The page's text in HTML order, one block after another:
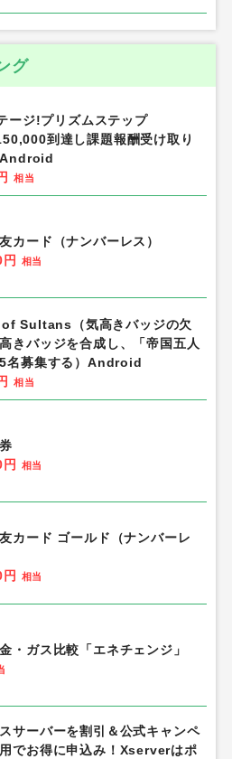
グ
ージ!プリズムステップ
到達し課題報酬受け取り
Android
相当
カード（ナンバーレス）
相当
Sultans（気高きバッジの欠
きバッジを合成し、「帝国五人
名募集する）Android
相当
相当
カード ゴールド（ナンバーレ
相当
・ガス比較「エネチェンジ」
サーバーを割引＆公式キャンペ
でお得に申込み！Xserverはポ